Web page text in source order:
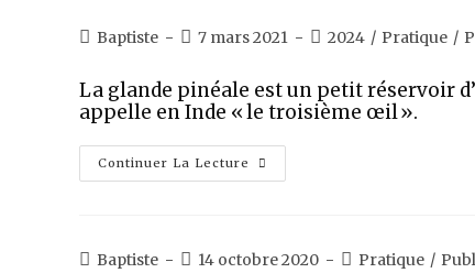
Baptiste 7 mars 2021 2024 / Pratique /
La glande pinéale est un petit réservoir
appelle en Inde « le troisième œil ».
Continuer La Lecture
Baptiste 14 octobre 2020 Pratique /